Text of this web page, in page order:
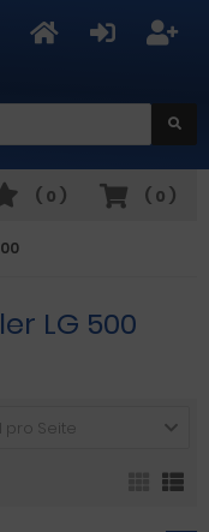
( 0 )
( 0 )
LG 500
pro Seite